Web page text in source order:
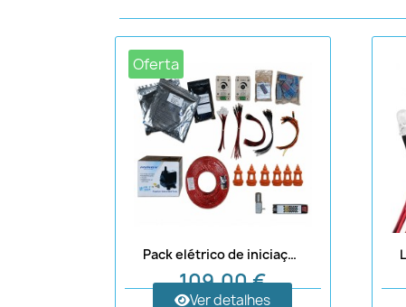
Oferta
Pack elétrico de iniciação ao presépio
109,00 €
Ver detalhes